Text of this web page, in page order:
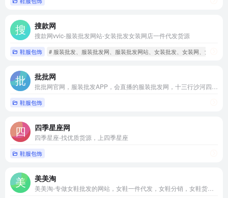
搜款网
搜款网vvic-服装批发网站-女装批发女装网店一件代发货源
鞋服包饰 # 服装批发、服装批发网、服装批发网站、女装批发、女装网、女装一
批批网
鞋服包饰
四季星座网
四季星座-找优质货源，上四季星座
鞋服包饰
美美淘